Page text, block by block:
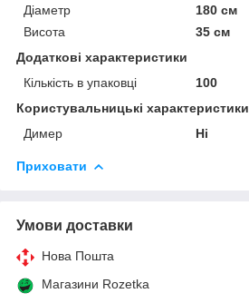
Діаметр
180 см
Висота
35 см
Додаткові характеристики
Кількість в упаковці
100
Користувальницькі характеристики
Димер
Ні
Приховати
Умови доставки
Нова Пошта
Магазини Rozetka